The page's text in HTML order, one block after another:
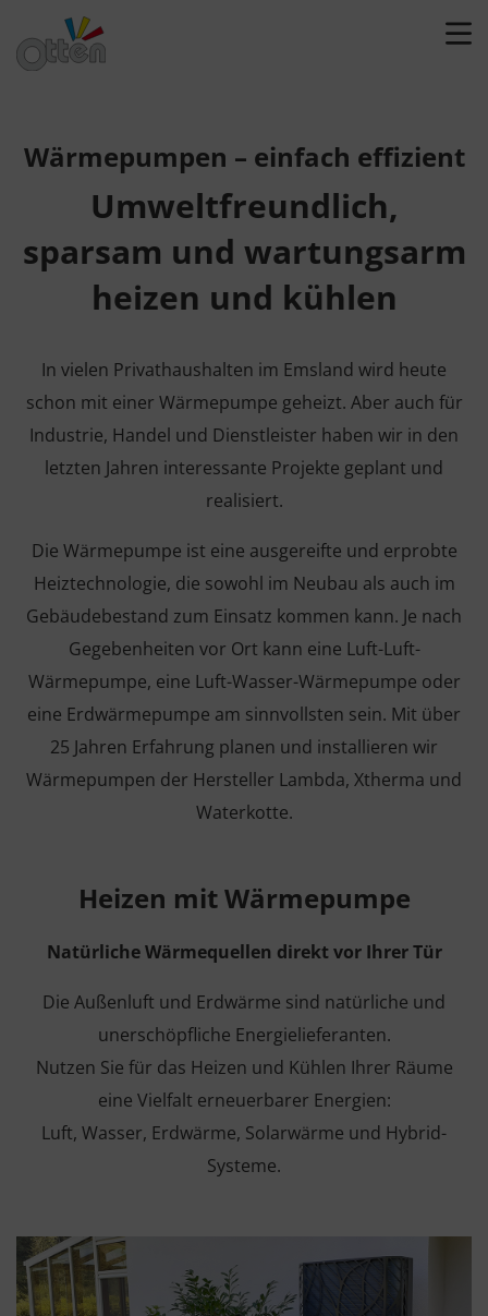
Wärmepumpen – einfach effizient
Umweltfreundlich,
sparsam und wartungsarm
heizen und kühlen
In vielen Privathaushalten im Emsland wird heute
schon mit einer Wärmepumpe geheizt. Aber auch für
Industrie, Handel und Dienstleister haben wir in den
letzten Jahren interessante Projekte geplant und
realisiert.
Die Wärmepumpe ist eine ausgereifte und erprobte
Heiztechnologie, die sowohl im Neubau als auch im
Gebäudebestand zum Einsatz kommen kann. Je nach
Gegebenheiten vor Ort kann eine Luft-Luft-
Wärmepumpe, eine Luft-Wasser-Wärmepumpe oder
eine Erdwärmepumpe am sinnvollsten sein. Mit über
25 Jahren Erfahrung planen und installieren wir
Wärmepumpen der Hersteller Lambda, Xtherma und
Waterkotte.
Heizen mit Wärmepumpe
Natürliche Wärmequellen direkt vor Ihrer Tür
Die Außenluft und Erdwärme sind natürliche und
unerschöpfliche Energielieferanten.
Nutzen Sie für das Heizen und Kühlen Ihrer Räume
eine Vielfalt erneuerbarer Energien:
Luft, Wasser, Erdwärme, Solarwärme und Hybrid-
Systeme.